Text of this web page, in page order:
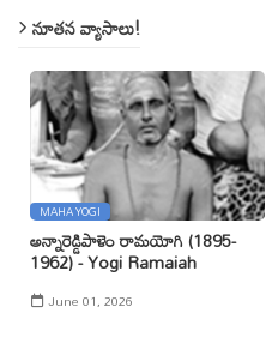
నూతన వ్యాసాలు!
MAHA YOGI
అన్నారెడ్డిపాళెం రామయోగి (1895-
1962) - Yogi Ramaiah
June 01, 2026